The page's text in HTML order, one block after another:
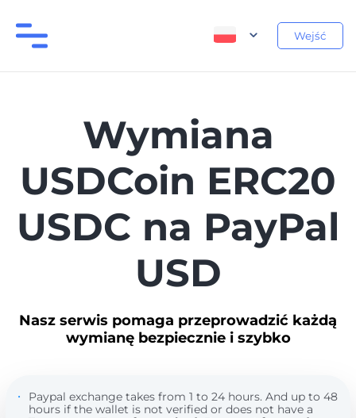
Wejść
Wymiana
USDCoin ERC20
USDC na PayPal
USD
Nasz serwis pomaga przeprowadzić każdą
wymianę bezpiecznie i szybko
Paypal exchange takes from 1 to 24 hours. And up to 48
hours if the wallet is not verified or does not have a